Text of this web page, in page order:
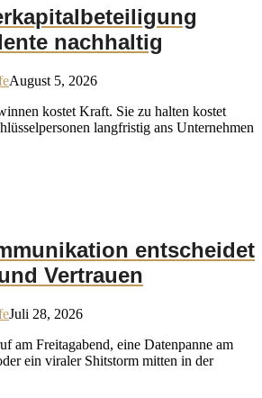
nachhaltig
August 5, 2026
kostet Kraft. Sie zu halten kostet
langfristig ans Unternehmen
entscheidet
Vertrauen
Juli 28, 2026
am Freitagabend, eine Datenpanne am
ein viraler Shitstorm mitten in der